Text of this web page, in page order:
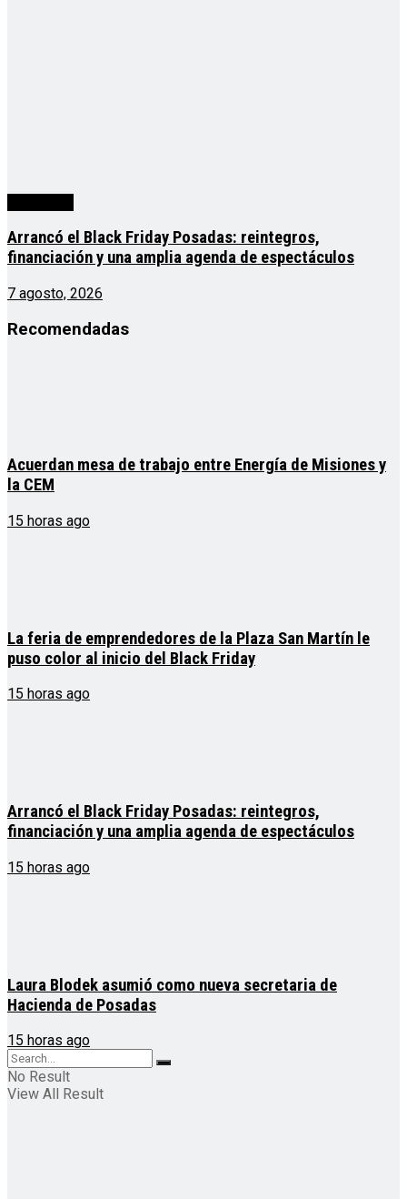
Arrancó el Black Friday Posadas: reintegros,
financiación y una amplia agenda de espectáculos
7 agosto, 2026
Recomendadas
Acuerdan mesa de trabajo entre Energía de Misiones y
la CEM
15 horas ago
La feria de emprendedores de la Plaza San Martín le
puso color al inicio del Black Friday
15 horas ago
Arrancó el Black Friday Posadas: reintegros,
financiación y una amplia agenda de espectáculos
15 horas ago
Laura Blodek asumió como nueva secretaria de
Hacienda de Posadas
15 horas ago
No Result
View All Result